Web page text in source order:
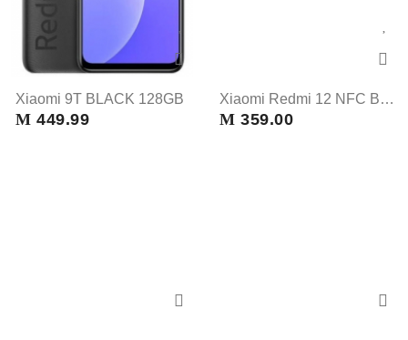
Xiaomi 9T BLACK 128GB
M 449.99
Xiaomi Redmi 12 NFC BLACK 128 GB
M 359.00